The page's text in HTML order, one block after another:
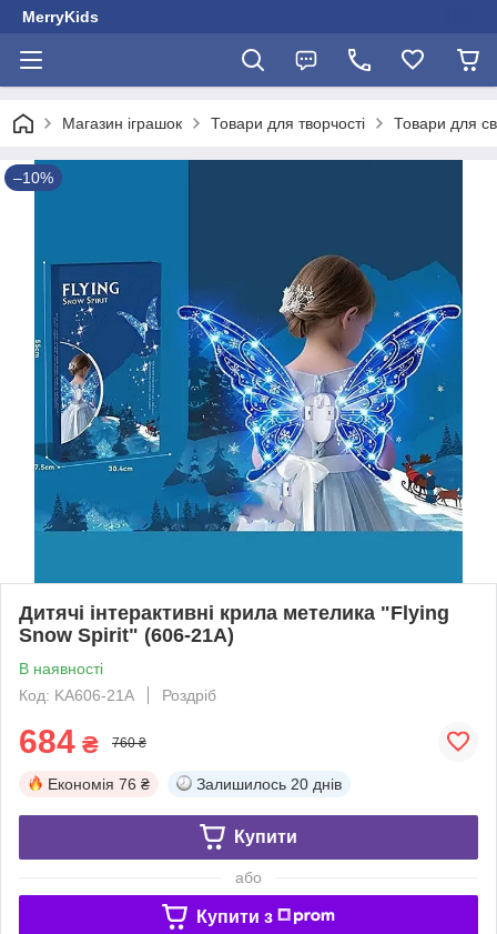
MerryKids
Магазин іграшок Товари для творчості Товари для
–10%
Дитячі інтерактивні крила метелика "Flying
Snow Spirit" (606-21A)
В наявності
Код: KA606-21A
Роздріб
684 ₴ 760 ₴
Економія 76 ₴ Залишилось 20 днів
Купити
або
Купити з